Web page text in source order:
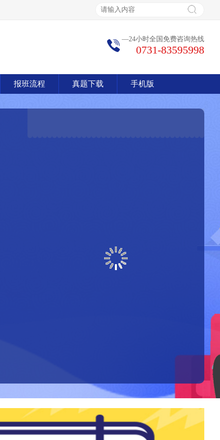
—24小时全国免费咨询热线
0731-83595998
报班流程 真题下载 手机版